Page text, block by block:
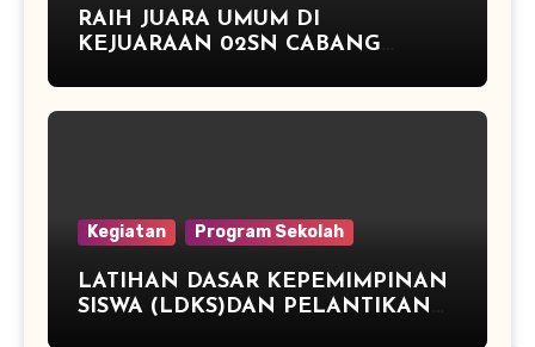
RAIH JUARA UMUM DI
KEJUARAAN 02SN CABANG
Kegiatan Program Sekolah
LATIHAN DASAR KEPEMIMPINAN
SISWA (LDKS)DAN PELANTIKAN